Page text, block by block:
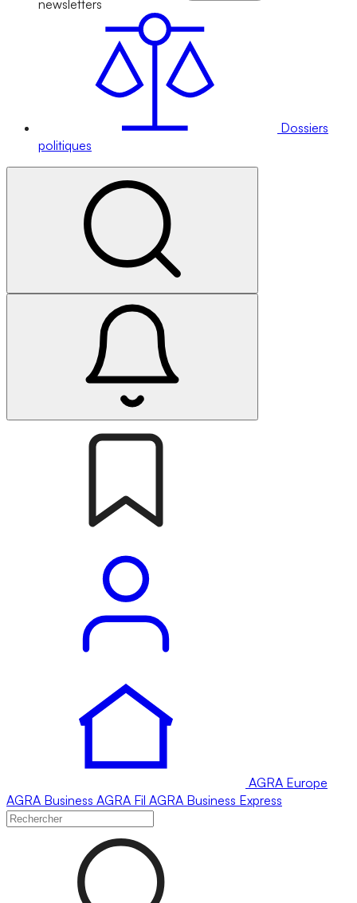
newsletters
Dossiers
politiques
AGRA Europe
AGRA Business AGRA Fil AGRA Business Express